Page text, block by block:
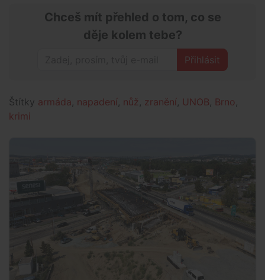
Chceš mít přehled o tom, co se
děje kolem tebe?
Přihlásit
Štítky armáda, napadení, nůž, zranění, UNOB, Brno ,
krimi